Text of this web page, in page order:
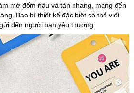
mờ đốm nâu và tàn nhang, mang đến
Bao bì thiết kế đặc biệt có thể viết
đến người bạn yêu thương.